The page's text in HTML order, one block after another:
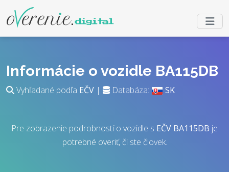
Informácie o vozidle BA115DB
Vyhľadané podľa EČV | Databáza: SK
Pre zobrazenie podrobností o vozidle s EČV BA115DB je
potrebné overiť, či ste človek.